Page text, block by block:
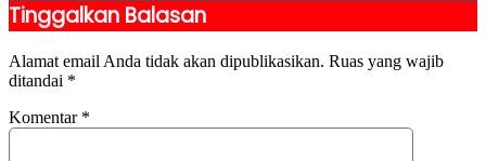
Tinggalkan Balasan
Alamat email Anda tidak akan dipublikasikan. Ruas yang wajib
ditandai *
Komentar *